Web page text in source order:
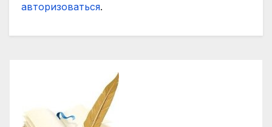
авторизоваться.